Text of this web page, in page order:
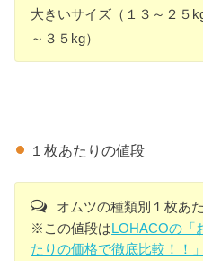
大きいサイズ（１３～２５
～３５kg）
１枚あたりの値段
オムツの種類別１枚あ
※この値段はLOHACOの
たりの価格で徹底比較！！」